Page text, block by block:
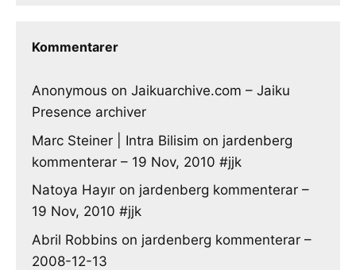
Kommentarer
Anonymous on Jaikuarchive.com – Jaiku
Presence archiver
Marc Steiner | Intra Bilisim on jardenberg
kommenterar – 19 Nov, 2010 #jjk
Natoya Hayır on jardenberg kommenterar –
19 Nov, 2010 #jjk
Abril Robbins on jardenberg kommenterar –
2008-12-13